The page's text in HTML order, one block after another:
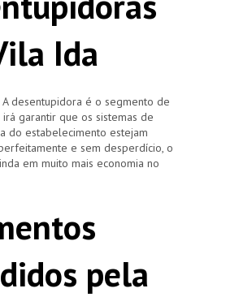
Ida
desentupidora é o segmento de
garantir que os sistemas de
do estabelecimento estejam
e sem desperdício, o
em muito mais economia no
pela